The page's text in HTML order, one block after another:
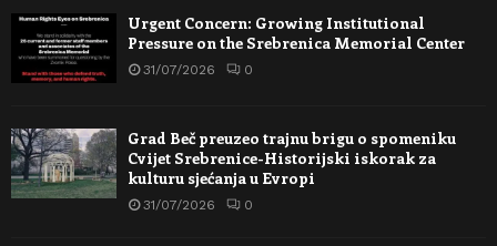
Urgent Concern: Growing Institutional
Pressure on the Srebrenica Memorial Center
31/07/2026 0
Grad Beč preuzeo trajnu brigu o spomeniku
Cvijet Srebrenice-Historijski iskorak za
kulturu sjećanja u Evropi
31/07/2026 0